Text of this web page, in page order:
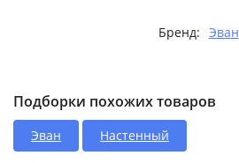
Бренд: Эван
Подборки похожих товаров
Эван Настенный